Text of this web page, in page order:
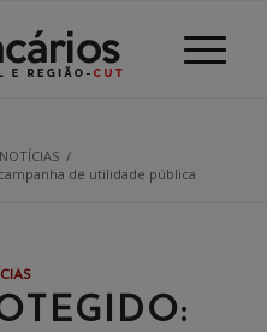
NOTÍCIAS /
de utilidade pública